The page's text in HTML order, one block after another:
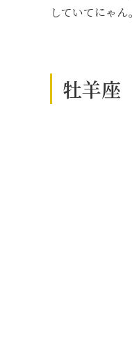
していてにゃん。
牡羊座